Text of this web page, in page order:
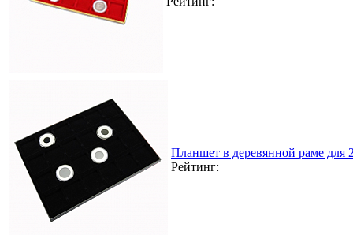
Планшет в деревянной раме
Рейтинг: